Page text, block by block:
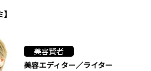
美容賢者
美容エディター／ライター